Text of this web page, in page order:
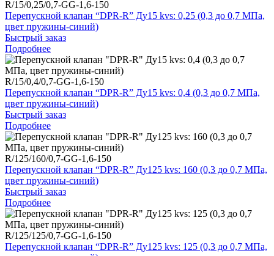
R/15/0,25/0,7-GG-1,6-150
Перепускной клапан “DPR-R” Ду15 kvs: 0,25 (0,3 до 0,7 МПа,
цвет пружины-синий)
Быстрый заказ
Подробнее
R/15/0,4/0,7-GG-1,6-150
Перепускной клапан “DPR-R” Ду15 kvs: 0,4 (0,3 до 0,7 МПа,
цвет пружины-синий)
Быстрый заказ
Подробнее
R/125/160/0,7-GG-1,6-150
Перепускной клапан “DPR-R” Ду125 kvs: 160 (0,3 до 0,7 МПа,
цвет пружины-синий)
Быстрый заказ
Подробнее
R/125/125/0,7-GG-1,6-150
Перепускной клапан “DPR-R” Ду125 kvs: 125 (0,3 до 0,7 МПа,